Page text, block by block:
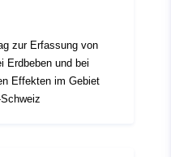
zur Erfassung von
Erdbeben und bei
Effekten im Gebiet